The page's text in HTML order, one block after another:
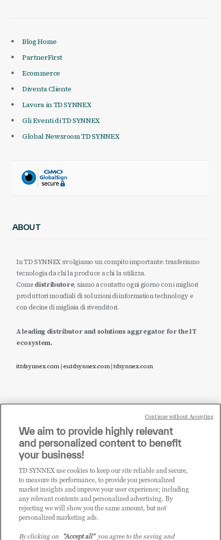
Blog Home
PartnerFirst
Ecommerce
Diventa Cliente
Lavora in TD SYNNEX
Gli Eventi di TD SYNNEX
Global Newsroom TD SYNNEX
ABOUT
In TD SYNNEX svolgiamo un compito importante: trasferiamo
tecnologia da chi la produce a chi la utilizza.
Come distributore, siamo a contatto ogni giorno con i migliori
produttori mondiali di soluzioni di information technology e
con decine di migliaia di rivenditori.
A leading distributor and solutions aggregator for the IT
ecosystem.
it.tdsynnex.com|eu.tdsynnex.com|tdsynnex.com
Sei un rivenditore di tecnologia e desideri acquistare
i prodotti o le soluzioni trattate sul blog?
CLICCA QUI E DIVENTA
CLIENTE TD SYNNEX
We aim to provide highly relevant
and personalized content to benefit
your business!
TD SYNNEX use cookies to keep our site reliable and secure,
to measure its performance, to provide you personalized
market insights and improve your user experience; including
any relevant contents and personalized advertising. By
rejecting we will show you the same amount, but not
personalized marketing ads.
By clicking on "Accept all"you agree to the saving and
Continue without Accepting